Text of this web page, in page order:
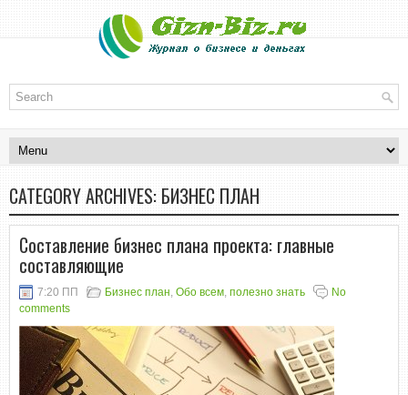
CATEGORY ARCHIVES: БИЗНЕС ПЛАН
Составление бизнес плана проекта: главные
составляющие
7:20 ПП Бизнес план, Обо всем, полезно знать
No
comments